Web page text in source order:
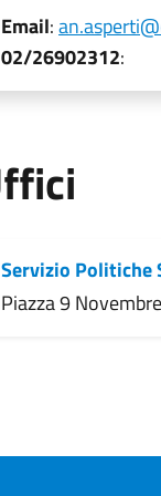
Email:
02/26902312:
Servizio Politiche
Piazza 9